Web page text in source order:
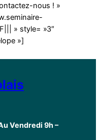
nous ! »
» style= »3″
»]
Vendredi 9h –